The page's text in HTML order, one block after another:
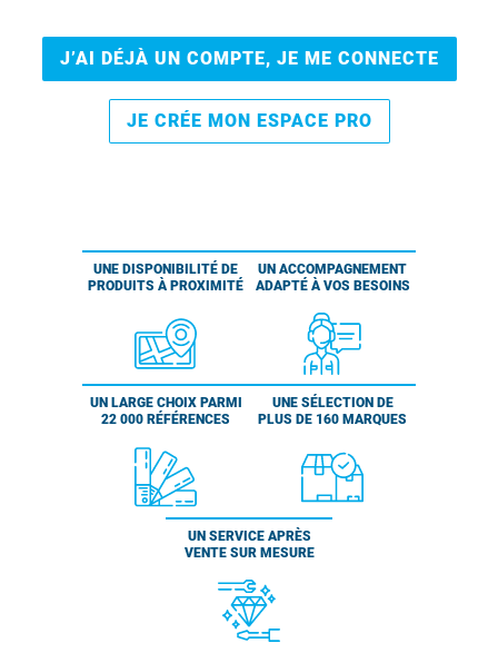
J’AI DÉJÀ UN COMPTE, JE ME CONNECTE
JE CRÉE MON ESPACE PRO
UNE DISPONIBILITÉ DE
PRODUITS À PROXIMITÉ
UN ACCOMPAGNEMENT
ADAPTÉ À VOS BESOINS
UN LARGE CHOIX PARMI
22 000 RÉFÉRENCES
UNE SÉLECTION DE
PLUS DE 160 MARQUES
UN SERVICE APRÈS
VENTE SUR MESURE